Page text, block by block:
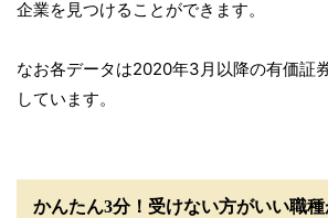
企業を見つけることができます。
なお各データは2020年3月以降の有価証
しています。
かんたん3分！受けない方がいい職